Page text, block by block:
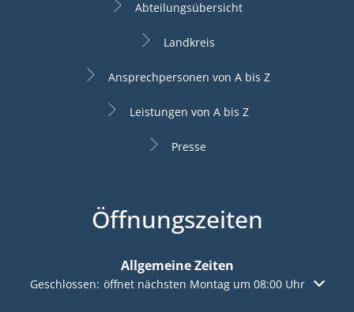
Abteilungsübersicht
Landkreis
Ansprechpersonen von A bis Z
Leistungen von A bis Z
Presse
Öffnungszeiten
Allgemeine Zeiten
Klicken, um weitere Öffnungs- oder Schließzeiten
Geschlossen: öffnet nächsten Montag um 08:00 Uhr